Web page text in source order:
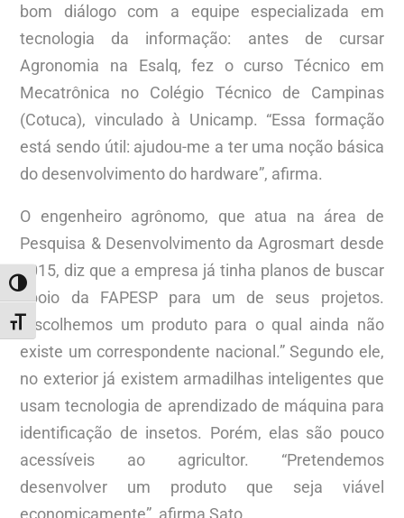
ALTERNAR ALTO CONTRASTE
ALTERNAR TAMANHO DA FONTE
bom diálogo com a equipe especializada em
tecnologia da informação: antes de cursar
Agronomia na Esalq, fez o curso Técnico em
Mecatrônica no Colégio Técnico de Campinas
(Cotuca), vinculado à Unicamp. “Essa formação
está sendo útil: ajudou-me a ter uma noção básica
do desenvolvimento do hardware”, afirma.
O engenheiro agrônomo, que atua na área de
Pesquisa & Desenvolvimento da Agrosmart desde
2015, diz que a empresa já tinha planos de buscar
apoio da FAPESP para um de seus projetos.
“Escolhemos um produto para o qual ainda não
existe um correspondente nacional.” Segundo ele,
no exterior já existem armadilhas inteligentes que
usam tecnologia de aprendizado de máquina para
identificação de insetos. Porém, elas são pouco
acessíveis ao agricultor. “Pretendemos
desenvolver um produto que seja viável
economicamente”, afirma Sato.